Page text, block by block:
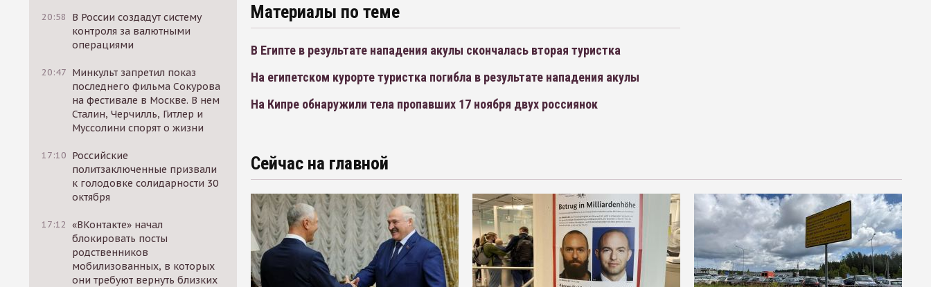
20:58
В России создадут систему
контроля за валютными
операциями
20:47 Минкульт запретил показ
последнего фильма Сокурова
на фестивале в Москве. В нем
Сталин, Черчилль, Гитлер и
Муссолини спорят о жизни
17:10 Российские
политзаключенные призвали
к голодовке солидарности 30
октября
17:12 «ВКонтакте» начал
блокировать посты
родственников
мобилизованных, в которых
они требуют вернуть близких
Материалы по теме
В Египте в результате нападения акулы скончалась вторая туристка
На египетском курорте туристка погибла в результате нападения акулы
На Кипре обнаружили тела пропавших 17 ноября двух россиянок
Сейчас на главной